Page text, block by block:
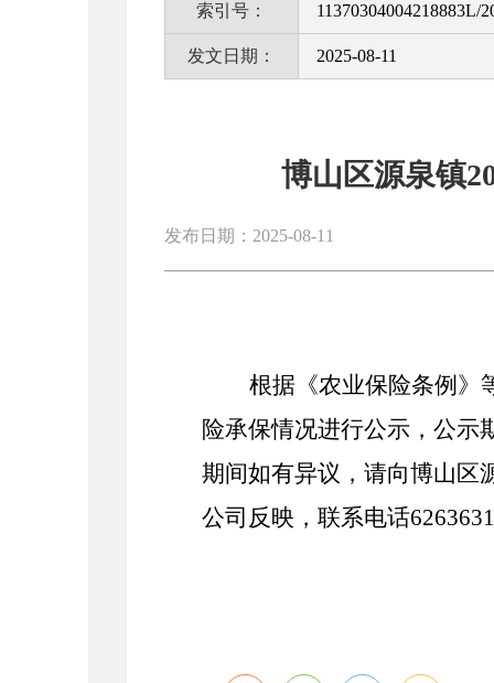
索引号： 11370304004218883L/
发文日期： 2025-08-11
博山区源泉镇
发布日期：2025-08-11
根据《农业保险条例》
险承保情况进行公示，公示
期间如有异议，请向博山区
公司反映，联系电话